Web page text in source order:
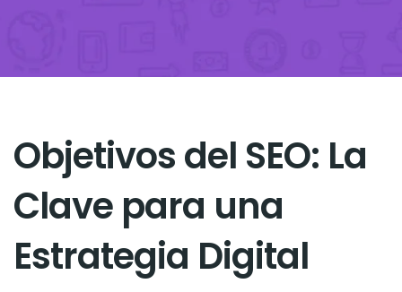
Objetivos del SEO: La
Clave para una
Estrategia Digital